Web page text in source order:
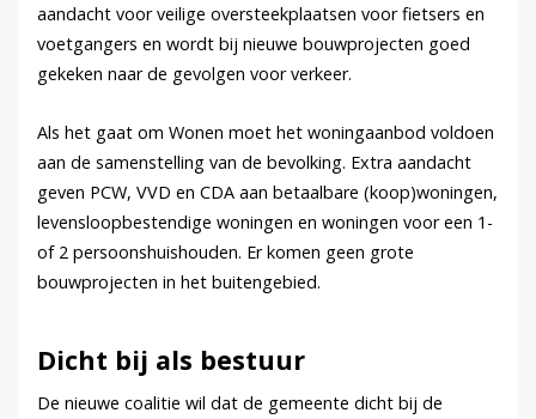
aandacht voor veilige oversteekplaatsen voor fietsers en
voetgangers en wordt bij nieuwe bouwprojecten goed
gekeken naar de gevolgen voor verkeer.
Als het gaat om Wonen moet het woningaanbod voldoen
aan de samenstelling van de bevolking. Extra aandacht
geven PCW, VVD en CDA aan betaalbare (koop)woningen,
levensloopbestendige woningen en woningen voor een 1-
of 2 persoonshuishouden. Er komen geen grote
bouwprojecten in het buitengebied.
Dicht bij als bestuur
De nieuwe coalitie wil dat de gemeente dicht bij de